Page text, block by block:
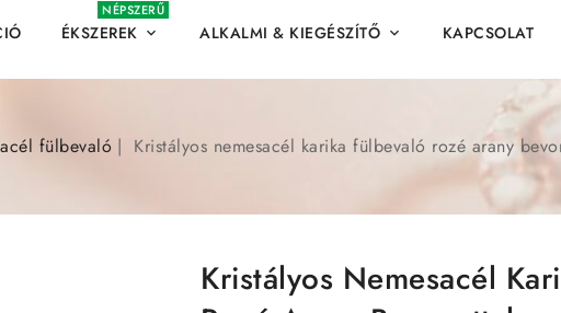
ÉKSZEREK 
NÉPSZERŰ
ALKALMI & KIEGÉSZÍTŐ  KAPCSOLAT
fülbevaló Kristályos nemesacél karika fülbevaló rozé arany
Kristályos Nemesacél